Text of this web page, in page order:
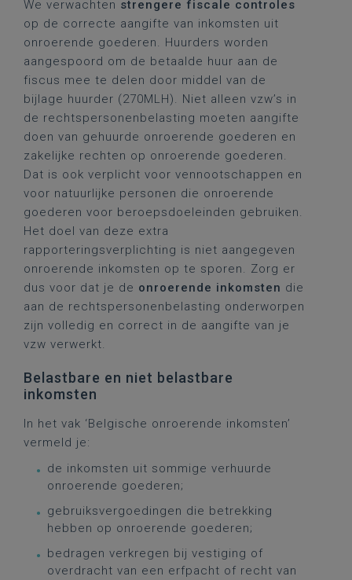
We verwachten strengere fiscale controles
op de correcte aangifte van inkomsten uit
onroerende goederen. Huurders worden
aangespoord om de betaalde huur aan de
fiscus mee te delen door middel van de
bijlage huurder (270MLH). Niet alleen vzw’s in
de rechtspersonenbelasting moeten aangifte
doen van gehuurde onroerende goederen en
zakelijke rechten op onroerende goederen.
Dat is ook verplicht voor vennootschappen en
voor natuurlijke personen die onroerende
goederen voor beroepsdoeleinden gebruiken.
Het doel van deze extra
rapporteringsverplichting is niet aangegeven
onroerende inkomsten op te sporen. Zorg er
dus voor dat je de onroerende inkomsten die
aan de rechtspersonenbelasting onderworpen
zijn volledig en correct in de aangifte van je
vzw verwerkt.
Belastbare en niet belastbare
inkomsten
In het vak ‘Belgische onroerende inkomsten’
vermeld je:
de inkomsten uit sommige verhuurde
onroerende goederen;
gebruiksvergoedingen die betrekking
hebben op onroerende goederen;
bedragen verkregen bij vestiging of
overdracht van een erfpacht of recht van